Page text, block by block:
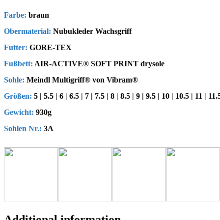
Farbe: braun
Obermaterial: Nubukleder Wachsgriff
Futter: GORE-TEX
Fußbett: AIR-ACTIVE® SOFT PRINT drysole
Sohle: Meindl Multigriff® von Vibram®
Größen: 5 | 5.5 | 6 | 6.5 | 7 | 7.5 | 8 | 8.5 | 9 | 9.5 | 10 | 10.5 | 11 |
Gewicht: 930g
Sohlen Nr.: 3A